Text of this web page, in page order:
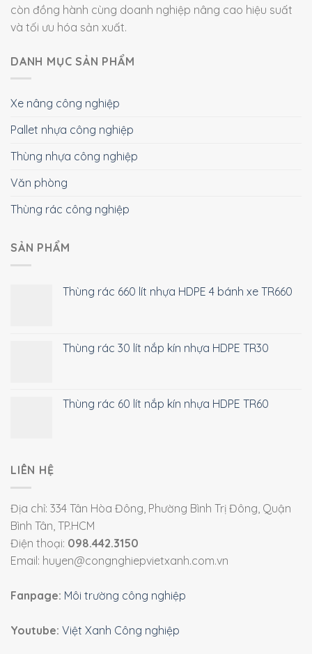
còn đồng hành cùng doanh nghiệp nâng cao hiệu suất
và tối ưu hóa sản xuất.
DANH MỤC SẢN PHẨM
Xe nâng công nghiệp
Pallet nhựa công nghiệp
Thùng nhựa công nghiệp
Văn phòng
Thùng rác công nghiệp
SẢN PHẨM
Thùng rác 660 lít nhựa HDPE 4 bánh xe TR660
Thùng rác 30 lít nắp kín nhựa HDPE TR30
Thùng rác 60 lít nắp kín nhựa HDPE TR60
LIÊN HỆ
Địa chỉ: 334 Tân Hòa Đông, Phường Bình Trị Đông, Quận
Bình Tân, TP.HCM
Điện thoại: 098.442.3150
Email: huyen@congnghiepvietxanh.com.vn
Fanpage: Môi trường công nghiệp
Youtube: Việt Xanh Công nghiệp